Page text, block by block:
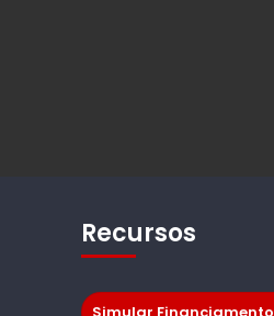
Recursos